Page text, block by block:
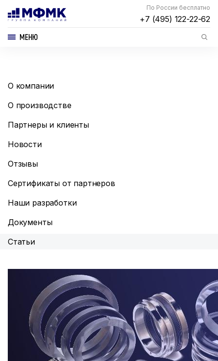
По России бесплатно
+7 (495) 122-22-62
МЕНЮ
О компании
О производстве
Партнеры и клиенты
Новости
Отзывы
Сертификаты от партнеров
Наши разработки
Документы
Статьи